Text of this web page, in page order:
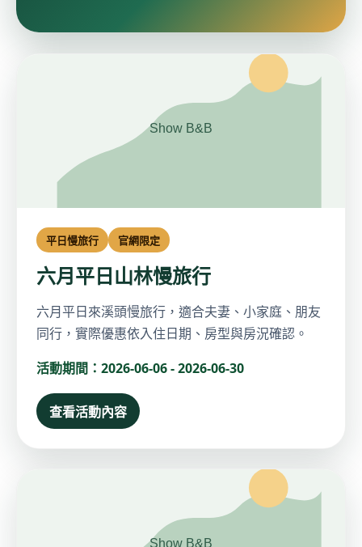
平日慢旅行 官網限定
六月平日山林慢旅行
六月平日來溪頭慢旅行，適合夫妻、小家庭、朋友
同行，實際優惠依入住日期、房型與房況確認。
活動期間：2026-06-06 - 2026-06-30
查看活動內容